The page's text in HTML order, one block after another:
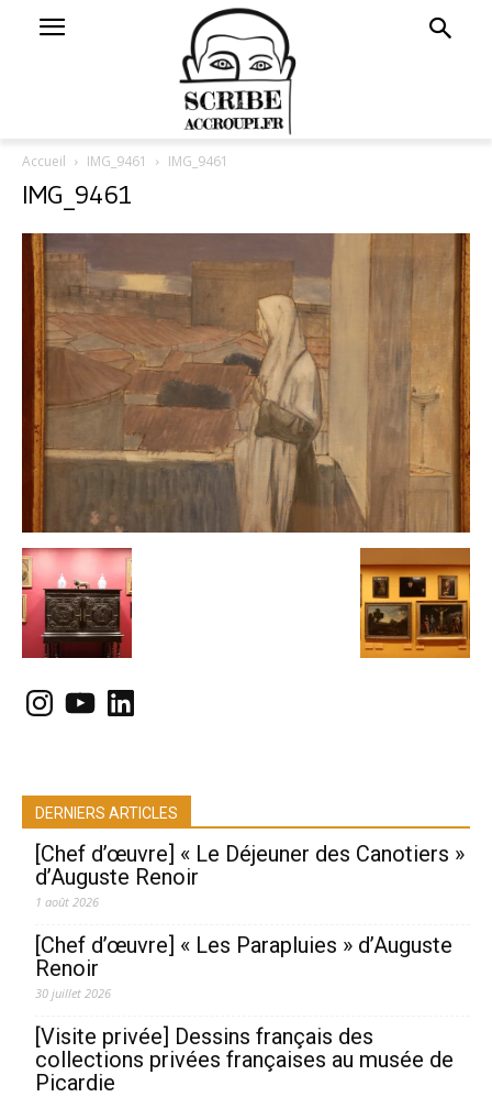
Accueil IMG_9461 IMG_9461
IMG_9461
Instagram
YouTubeLinkedIn
DERNIERS ARTICLES
[Chef d’œuvre] « Le Déjeuner des Canotiers »
d’Auguste Renoir
1 août 2026
[Chef d’œuvre] « Les Parapluies » d’Auguste
Renoir
30 juillet 2026
[Visite privée] Dessins français des
collections privées françaises au musée de
Picardie